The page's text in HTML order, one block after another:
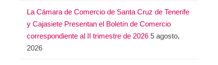
La Cámara de Comercio de Santa Cruz de Tenerife
y Cajasiete Presentan el Boletín de Comercio
correspondiente al II trimestre de 2026 5 agosto,
2026